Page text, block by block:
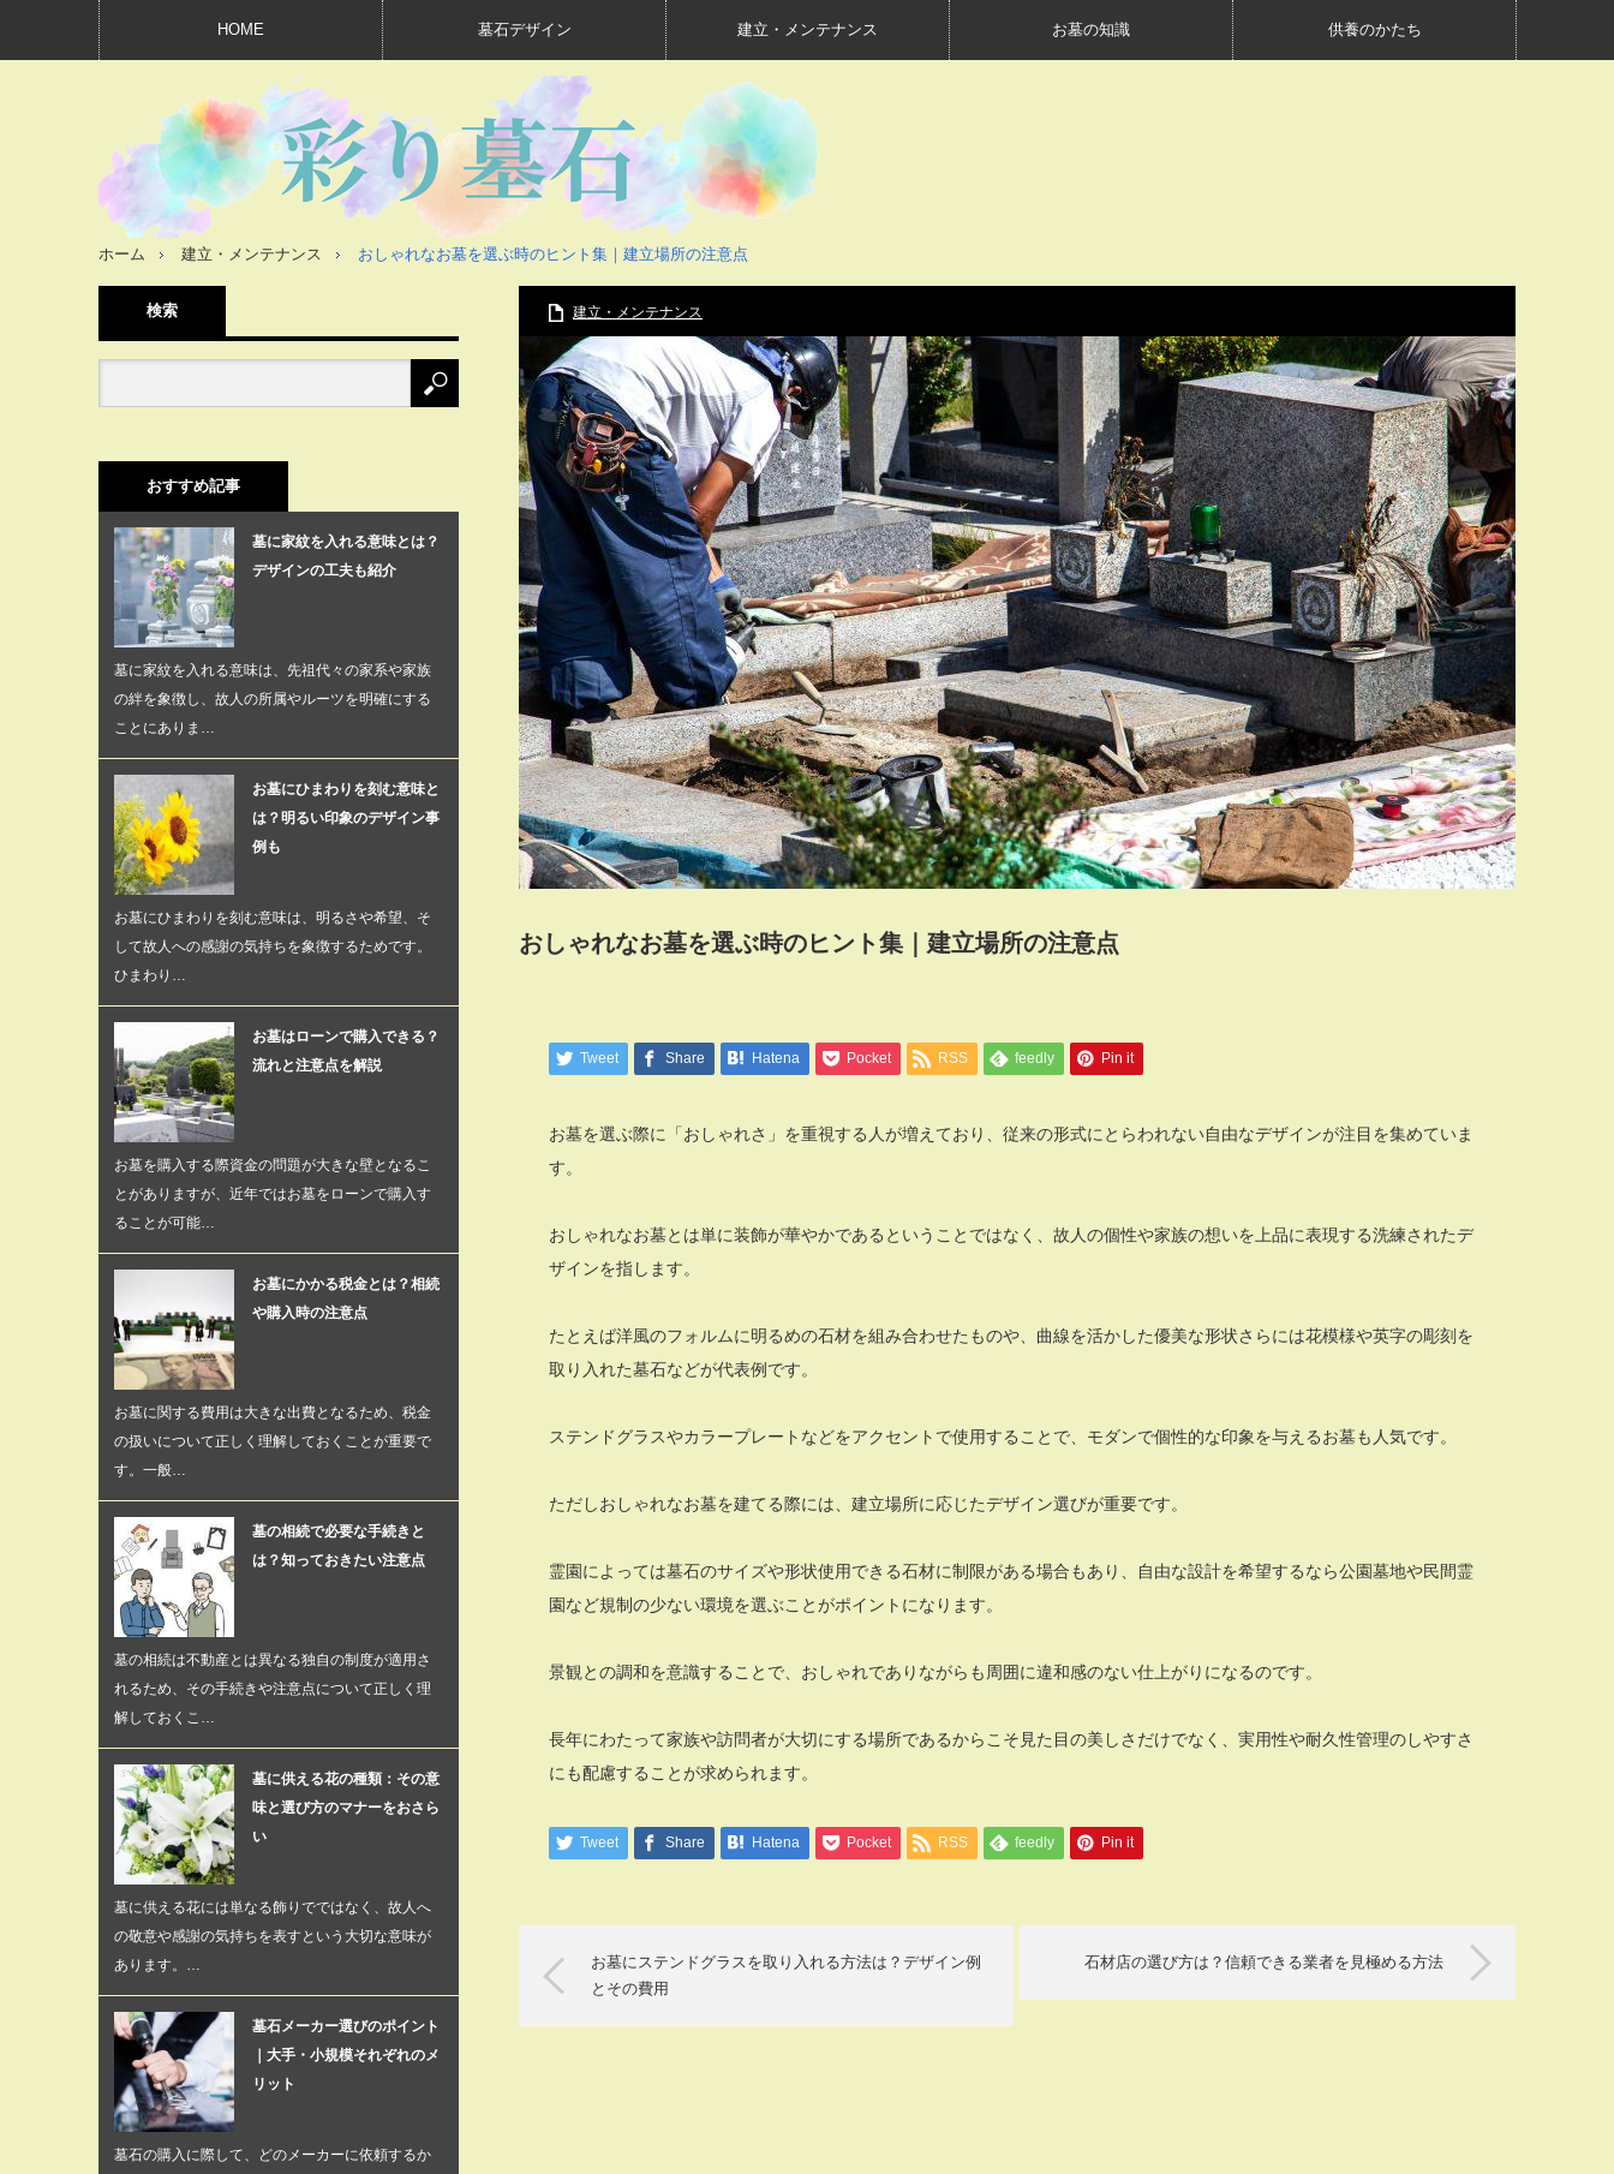
HOME 墓石デザイン 建立・メンテナンス お墓の知識 供養のかたち
ホーム 建立・メンテナンス おしゃれなお墓を選ぶ時のヒント集｜建立場所の注意点
建立・メンテナンス
おしゃれなお墓を選ぶ時のヒント集｜建立場所の注意点
Tweet Share Hatena Pocket RSS feedly Pin it
お墓を選ぶ際に「おしゃれさ」を重視する人が増えており、従来の形式にとらわれない自由なデザインが注目を集めていま
す。
おしゃれなお墓とは単に装飾が華やかであるということではなく、故人の個性や家族の想いを上品に表現する洗練されたデ
ザインを指します。
たとえば洋風のフォルムに明るめの石材を組み合わせたものや、曲線を活かした優美な形状さらには花模様や英字の彫刻を
取り入れた墓石などが代表例です。
ステンドグラスやカラープレートなどをアクセントで使用することで、モダンで個性的な印象を与えるお墓も人気です。
ただしおしゃれなお墓を建てる際には、建立場所に応じたデザイン選びが重要です。
霊園によっては墓石のサイズや形状使用できる石材に制限がある場合もあり、自由な設計を希望するなら公園墓地や民間霊
園など規制の少ない環境を選ぶことがポイントになります。
景観との調和を意識することで、おしゃれでありながらも周囲に違和感のない仕上がりになるのです。
長年にわたって家族や訪問者が大切にする場所であるからこそ見た目の美しさだけでなく、実用性や耐久性管理のしやすさ
にも配慮することが求められます。
Tweet Share Hatena Pocket RSS feedly Pin it
お墓にステンドグラスを取り入れる方法は？デザイン例
とその費用
石材店の選び方は？信頼できる業者を見極める方法
検索
おすすめ記事
墓に家紋を入れる意味とは？
デザインの工夫も紹介
墓に家紋を入れる意味は、先祖代々の家系や家族
の絆を象徴し、故人の所属やルーツを明確にする
ことにありま…
お墓にひまわりを刻む意味と
は？明るい印象のデザイン事
例も
お墓にひまわりを刻む意味は、明るさや希望、そ
して故人への感謝の気持ちを象徴するためです。
ひまわり…
お墓はローンで購入できる？
流れと注意点を解説
お墓を購入する際資金の問題が大きな壁となるこ
とがありますが、近年ではお墓をローンで購入す
ることが可能…
お墓にかかる税金とは？相続
や購入時の注意点
お墓に関する費用は大きな出費となるため、税金
の扱いについて正しく理解しておくことが重要で
す。一般…
墓の相続で必要な手続きと
は？知っておきたい注意点
墓の相続は不動産とは異なる独自の制度が適用さ
れるため、その手続きや注意点について正しく理
解しておくこ…
墓に供える花の種類：その意
味と選び方のマナーをおさら
い
墓に供える花には単なる飾りでではなく、故人へ
の敬意や感謝の気持ちを表すという大切な意味が
あります。…
墓石メーカー選びのポイント
｜大手・小規模それぞれのメ
リット
墓石の購入に際して、どのメーカーに依頼するか